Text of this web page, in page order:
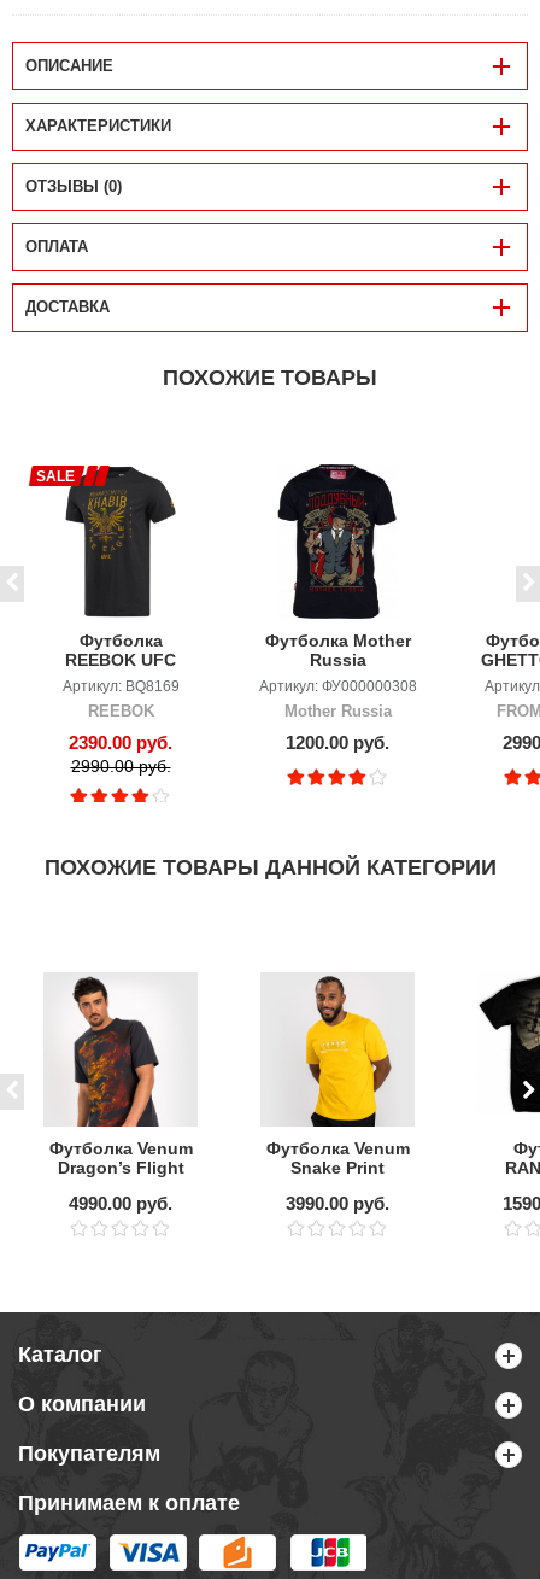
ОПИСАНИЕ
ХАРАКТЕРИСТИКИ
ОТЗЫВЫ (0)
ОПЛАТА
ДОСТАВКА
ПОХОЖИЕ ТОВАРЫ
SALE
Футболка
REEBOK UFC
Khabib
Nurmagomedov
Артикул: BQ8169
REEBOK
2390.00 руб.
2990.00 руб.
Футболка Mother
Russia
Поддубный
Артикул: ФУ000000308
Mother Russia
1200.00 руб.
ПОХОЖИЕ ТОВАРЫ ДАННОЙ КАТЕГОРИИ
Футболка Venum
Dragon’s Flight
4990.00 руб.
Футболка Venum
Snake Print
3990.00 руб.
Каталог
О компании
Покупателям
Принимаем к оплате